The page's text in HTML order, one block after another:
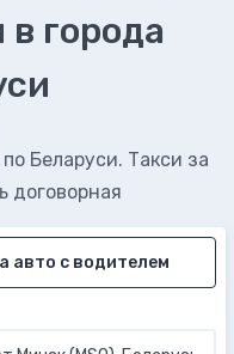
города
Беларуси. Такси за
договорная
авто с водителем